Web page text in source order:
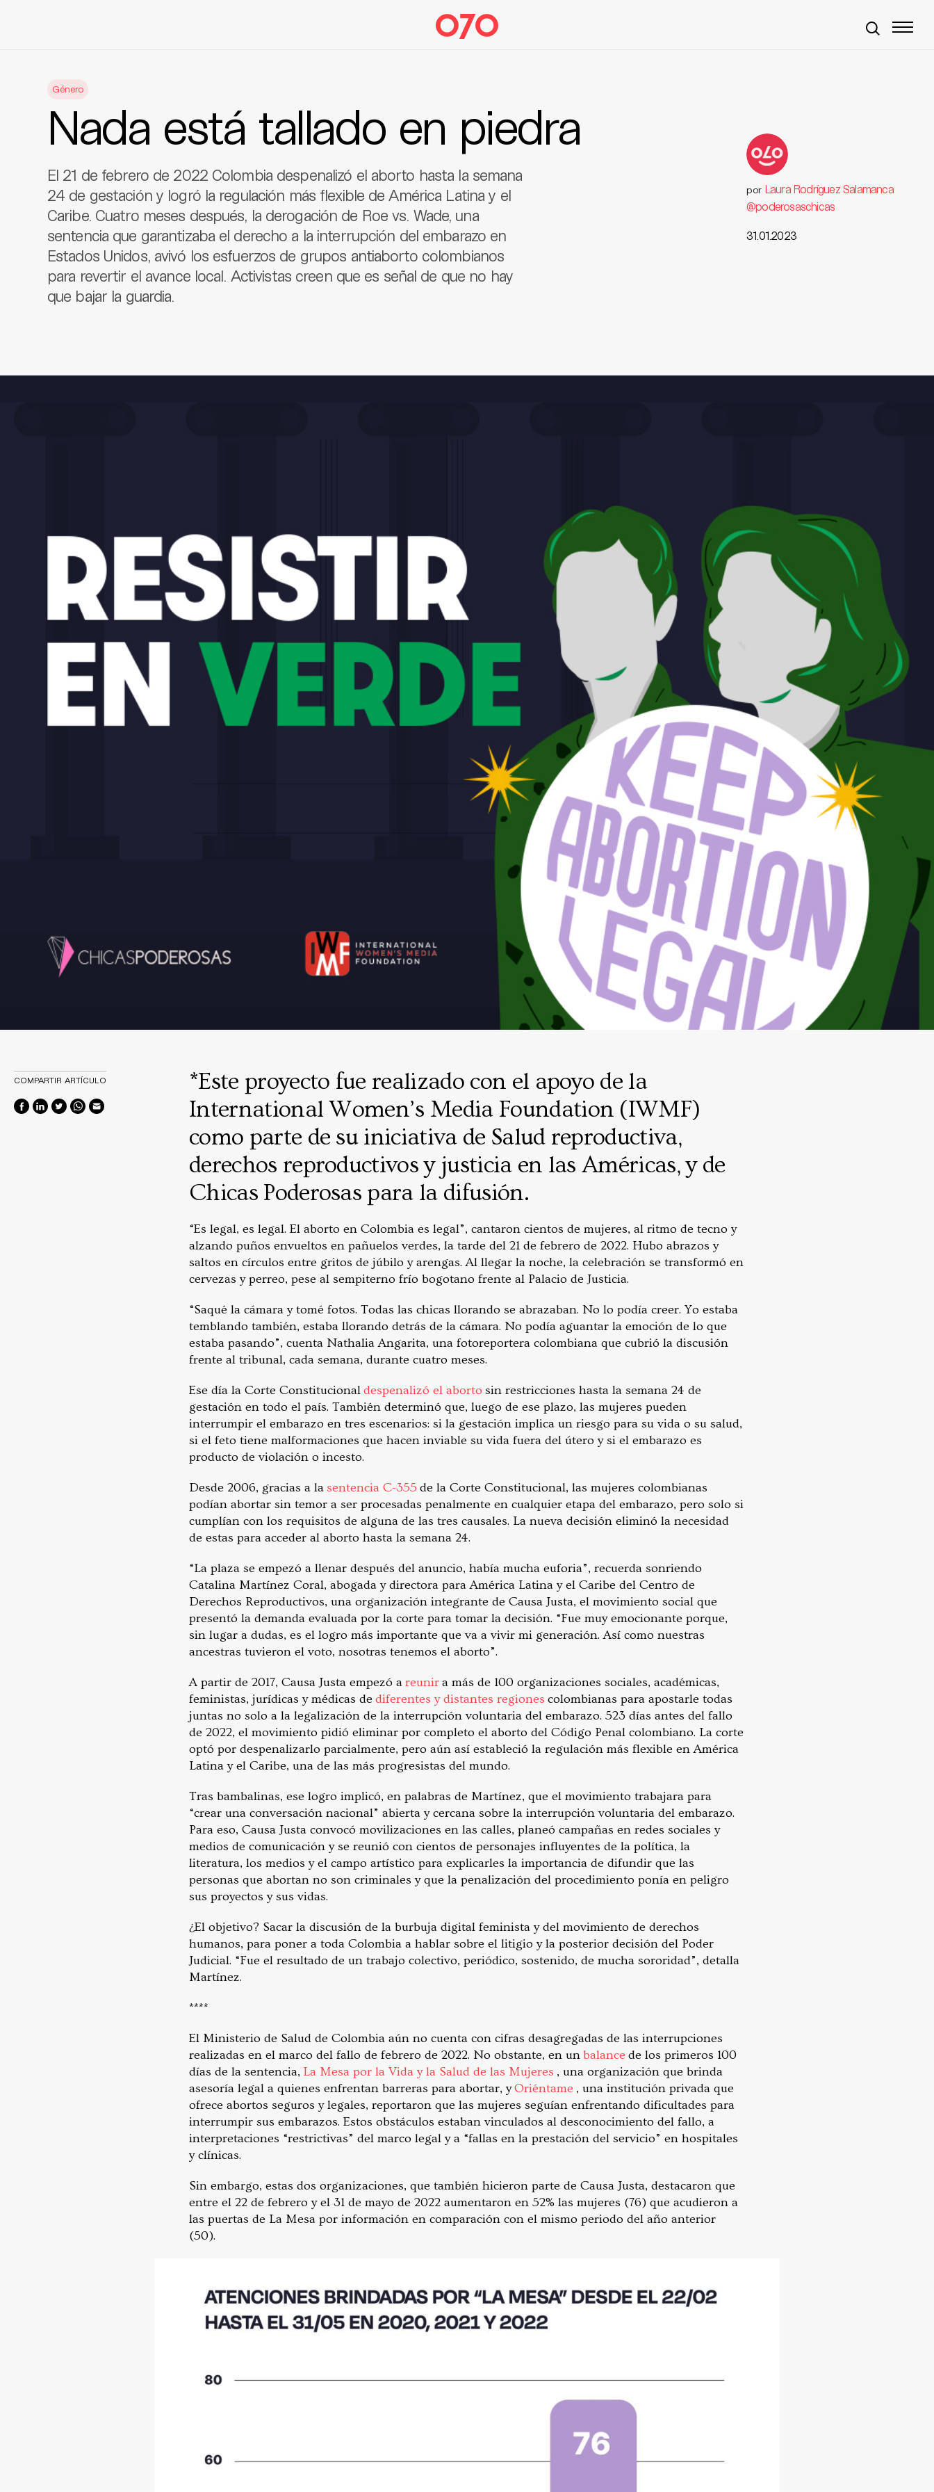
Género
Nada está tallado en piedra
El 21 de febrero de 2022 Colombia despenalizó el aborto hasta la semana
24 de gestación y logró la regulación más flexible de América Latina y el
Caribe. Cuatro meses después, la derogación de Roe vs. Wade, una
sentencia que garantizaba el derecho a la interrupción del embarazo en
Estados Unidos, avivó los esfuerzos de grupos antiaborto colombianos
para revertir el avance local. Activistas creen que es señal de que no hay
que bajar la guardia.
por Laura Rodríguez Salamanca
@poderosaschicas
31.01.2023
*Este proyecto fue realizado con el apoyo de la
International Women’s Media Foundation (IWMF)
como parte de su iniciativa de Salud reproductiva,
derechos reproductivos y justicia en las Américas, y de
Chicas Poderosas para la difusión.
“Es legal, es legal. El aborto en Colombia es legal”, cantaron cientos de mujeres, al ritmo de tecno y
alzando puños envueltos en pañuelos verdes, la tarde del 21 de febrero de 2022. Hubo abrazos y
saltos en círculos entre gritos de júbilo y arengas. Al llegar la noche, la celebración se transformó en
cervezas y perreo, pese al sempiterno frío bogotano frente al Palacio de Justicia.
“Saqué la cámara y tomé fotos. Todas las chicas llorando se abrazaban. No lo podía creer. Yo estaba
temblando también, estaba llorando detrás de la cámara. No podía aguantar la emoción de lo que
estaba pasando”, cuenta Nathalia Angarita, una fotoreportera colombiana que cubrió la discusión
frente al tribunal, cada semana, durante cuatro meses.
Ese día la Corte Constitucionaldespenalizó el aborto sin restricciones hasta la semana 24 de
gestación en todo el país. También determinó que, luego de ese plazo, las mujeres pueden
interrumpir el embarazo en tres escenarios: si la gestación implica un riesgo para su vida o su salud,
si el feto tiene malformaciones que hacen inviable su vida fuera del útero y si el embarazo es
producto de violación o incesto.
Desde 2006, gracias a lasentencia C-355 de la Corte Constitucional, las mujeres colombianas
podían abortar sin temor a ser procesadas penalmente en cualquier etapa del embarazo, pero solo si
cumplían con los requisitos de alguna de las tres causales. La nueva decisión eliminó la necesidad
de estas para acceder al aborto hasta la semana 24.
“La plaza se empezó a llenar después del anuncio, había mucha euforia”, recuerda sonriendo
Catalina Martínez Coral, abogada y directora para América Latina y el Caribe del Centro de
Derechos Reproductivos, una organización integrante de Causa Justa, el movimiento social que
presentó la demanda evaluada por la corte para tomar la decisión. “Fue muy emocionante porque,
sin lugar a dudas, es el logro más importante que va a vivir mi generación. Así como nuestras
ancestras tuvieron el voto, nosotras tenemos el aborto”.
A partir de 2017, Causa Justa empezó areunira más de 100 organizaciones sociales, académicas,
feministas, jurídicas y médicas dediferentes y distantes regiones colombianas para apostarle todas
juntas no solo a la legalización de la interrupción voluntaria del embarazo. 523 días antes del fallo
de 2022, el movimiento pidió eliminar por completo el aborto del Código Penal colombiano. La corte
optó por despenalizarlo parcialmente, pero aún así estableció la regulación más flexible en América
Latina y el Caribe, una de las más progresistas del mundo.
Tras bambalinas, ese logro implicó, en palabras de Martínez, que el movimiento trabajara para
“crear una conversación nacional” abierta y cercana sobre la interrupción voluntaria del embarazo.
Para eso, Causa Justa convocó movilizaciones en las calles, planeó campañas en redes sociales y
medios de comunicación y se reunió con cientos de personajes influyentes de la política, la
literatura, los medios y el campo artístico para explicarles la importancia de difundir que las
personas que abortan no son criminales y que la penalización del procedimiento ponía en peligro
sus proyectos y sus vidas.
¿El objetivo? Sacar la discusión de la burbuja digital feminista y del movimiento de derechos
humanos, para poner a toda Colombia a hablar sobre el litigio y la posterior decisión del Poder
Judicial. “Fue el resultado de un trabajo colectivo, periódico, sostenido, de mucha sororidad”, detalla
Martínez.
****
El Ministerio de Salud de Colombia aún no cuenta con cifras desagregadas de las interrupciones
realizadas en el marco del fallo de febrero de 2022. No obstante, en un balance de los primeros 100
días de la sentencia, La Mesa por la Vida y la Salud de las Mujeres , una organización que brinda
asesoría legal a quienes enfrentan barreras para abortar, yOriéntame , una institución privada que
ofrece abortos seguros y legales, reportaron que las mujeres seguían enfrentando dificultades para
interrumpir sus embarazos. Estos obstáculos estaban vinculados al desconocimiento del fallo, a
interpretaciones “restrictivas” del marco legal y a “fallas en la prestación del servicio” en hospitales
y clínicas.
Sin embargo, estas dos organizaciones, que también hicieron parte de Causa Justa, destacaron que
entre el 22 de febrero y el 31 de mayo de 2022 aumentaron en 52% las mujeres (76) que acudieron a
las puertas de La Mesa por información en comparación con el mismo periodo del año anterior
(50).
COMPARTIR ARTÍCULO